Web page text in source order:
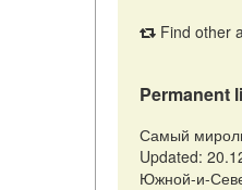
Find other
Permanent
Самый
Updated:
Южной-и-